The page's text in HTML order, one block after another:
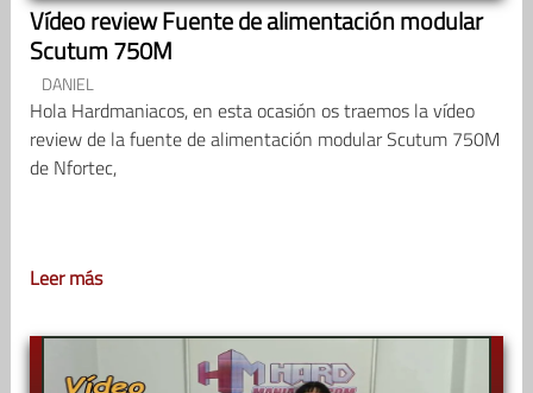
Vídeo review Fuente de alimentación modular
Scutum 750M
DANIEL
Hola Hardmaniacos, en esta ocasión os traemos la vídeo
review de la fuente de alimentación modular Scutum 750M
de Nfortec,
Leer más